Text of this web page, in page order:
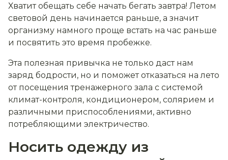
Хватит обещать себе начать бегать завтра! Летом
световой день начинается раньше, а значит
организму намного проще встать на час раньше
и посвятить это время пробежке.
Эта полезная привычка не только даст нам
заряд бодрости, но и поможет отказаться на лето
от посещения тренажерного зала с системой
климат-контроля, кондиционером, солярием и
различными приспособлениями, активно
потребляющими электричество.
Носить одежду из